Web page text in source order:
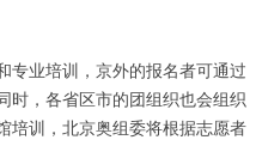
业培训，京外的报名者可通过
时，各省区市的团组织也会组织
培训，北京奥组委将根据志愿者